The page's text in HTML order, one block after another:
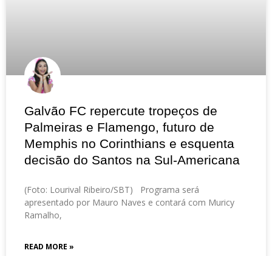
Galvão FC repercute tropeços de
Palmeiras e Flamengo, futuro de
Memphis no Corinthians e esquenta
decisão do Santos na Sul-Americana
(Foto: Lourival Ribeiro/SBT) Programa será
apresentado por Mauro Naves e contará com Muricy
Ramalho,
READ MORE »